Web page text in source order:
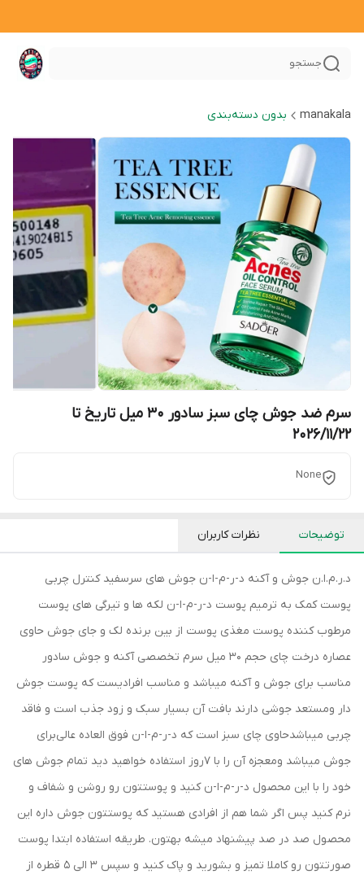
جستجو
manakala بدون دسته‌بندی
سرم ضد جوش چای سبز سادور 30 میل تاریخ تا
2026/11/22
None
توضیحات نظرات کاربران
د.ر.م.ا.ن جوش و آکنه د-ر-م-ا-ن جوش های سرسفید کنترل چربی
پوست کمک به ترمیم پوست د-ر-م-ا-ن لکه ها و تیرگی های پوست
مرطوب کننده پوست مغذی پوست از بین برنده لک و جای جوش حاوی
عصاره درخت چای حجم 30 میل سرم تخصصی آکنه و جوش سادور
مناسب برای جوش و آکنه میباشد و مناسب افرادیست که پوست جوش
دار و‌مستعد جوشی دارند بافت آن بسیار سبک و زود جذب است و فاقد
چربی میباشدحاوی چای سبز است که د-ر-م-ا-ن فوق العاده عالی‌برای
جوش میباشد و‌معجزه آن را با 7روز استفاده خواهید دید تمام جوش های
خود را با این محصول د-ر-م-ا-ن کنید و پوستتون رو روشن و شفاف و
نرم کنید پس اگر شما هم از افرادی هستید که پوستتون جوش داره این
محصول صد در صد پیشنهاد میشه بهتون. طریقه استفاده ابتدا پوست
صورتتون رو کاملا تمیز و بشورید و‌ پاک کنید و سپس 3 الی 5 قطره از